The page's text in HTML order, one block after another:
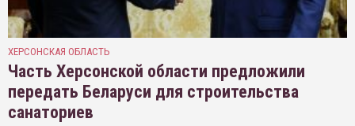
ХЕРСОНСКАЯ ОБЛАСТЬ
Часть Херсонской области предложили
передать Беларуси для строительства
санаториев